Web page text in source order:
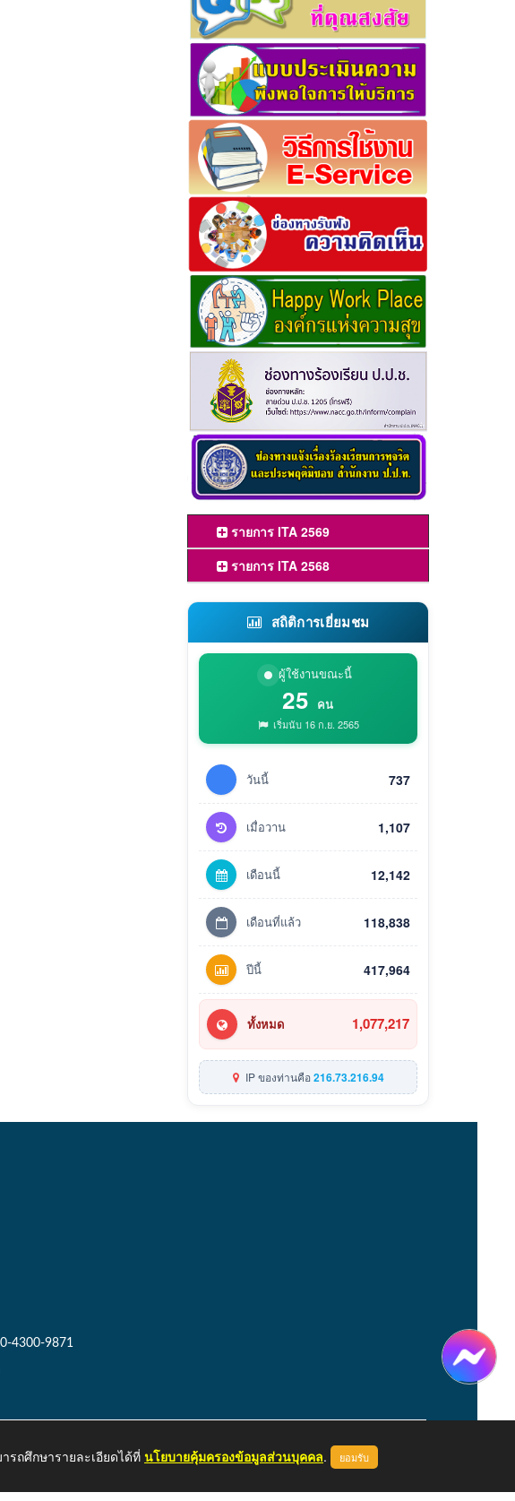
รายการ ITA 2569
รายการ ITA 2568
สถิติการเยี่ยมชม
ผู้ใช้งานขณะนี้
25 คน
เริ่มนับ 16 ก.ย. 2565
วันนี้ 737
เมื่อวาน 1,107
เดือนนี้ 12,142
เดือนที่แล้ว 118,838
ปีนี้ 417,964
ทั้งหมด 1,077,217
IP ของท่านคือ216.73.216.94
4300-9871
หน้าแรก ผู้ดูแลระบบ
ถศึกษารายละเอียดได้ที่ นโยบายคุ้มครองข้อมูลส่วนบุคคล. ยอมรับ